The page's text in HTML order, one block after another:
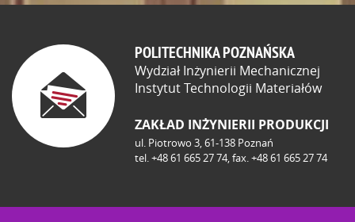
dr inż. Filip GÓRSKI
Programy te przez
wykonywanie ciągle
Naszym zadaniem w
charakteru pracy
Opis projektu:http://
KIEROWNIK PROJEKTU:
mgr inż. Radosław
POLITECHNIKA POZNAŃSKA
Wydział Inżynierii Mechanicznej
Instytut Technologii Materiałów
ZAKŁAD INŻYNIERII PRODUKCJI
ul. Piotrowo 3, 61-138 Poznań
tel. +48 61 665 27 74, fax. +48 61 665 27 74